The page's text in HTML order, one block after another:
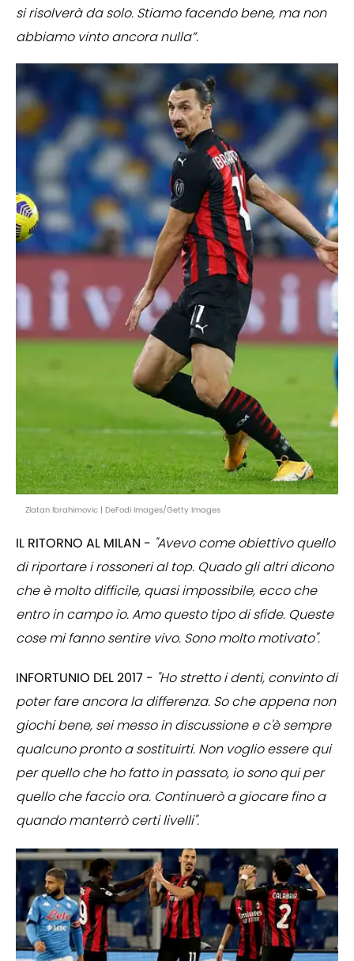
si risolverà da solo. Stiamo facendo bene, ma non
abbiamo vinto ancora nulla”.
Zlatan Ibrahimovic | DeFodi Images/Getty Images
IL RITORNO AL MILAN - "Avevo come obiettivo quello
di riportare i rossoneri al top. Quado gli altri dicono
che è molto difficile, quasi impossibile, ecco che
entro in campo io. Amo questo tipo di sfide. Queste
cose mi fanno sentire vivo. Sono molto motivato".
INFORTUNIO DEL 2017 - "Ho stretto i denti, convinto di
poter fare ancora la differenza. So che appena non
giochi bene, sei messo in discussione e c'è sempre
qualcuno pronto a sostituirti. Non voglio essere qui
per quello che ho fatto in passato, io sono qui per
quello che faccio ora. Continuerò a giocare fino a
quando manterrò certi livelli".